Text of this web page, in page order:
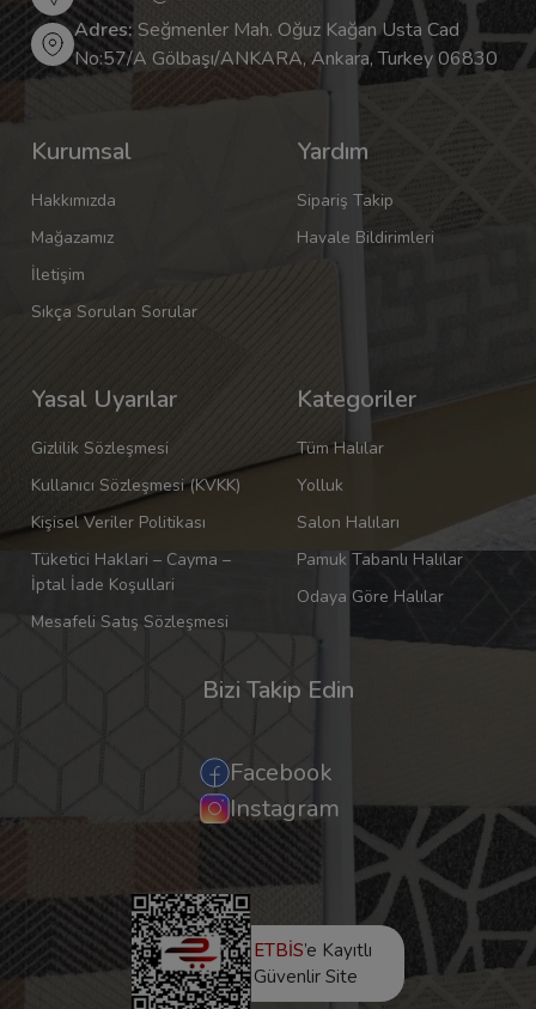
Adres: Seğmenler Mah. Oğuz Kağan Usta Cad
No:57/A Gölbaşı/ANKARA, Ankara, Turkey 06830
Kurumsal
Hakkımızda
Mağazamız
İletişim
Sıkça Sorulan Sorular
Yardım
Sipariş Takip
Havale Bildirimleri
Yasal Uyarılar
Gizlilik Sözleşmesi
Kullanıcı Sözleşmesi (KVKK)
Kişisel Veriler Politikası
Tüketici Haklari – Cayma –
İptal İade Koşullari
Mesafeli Satış Sözleşmesi
Kategoriler
Tüm Halılar
Yolluk
Salon Halıları
Pamuk Tabanlı Halılar
Odaya Göre Halılar
Bizi Takip Edin
Facebook
Instagram
ETBİS’e Kayıtlı
Güvenlir Site